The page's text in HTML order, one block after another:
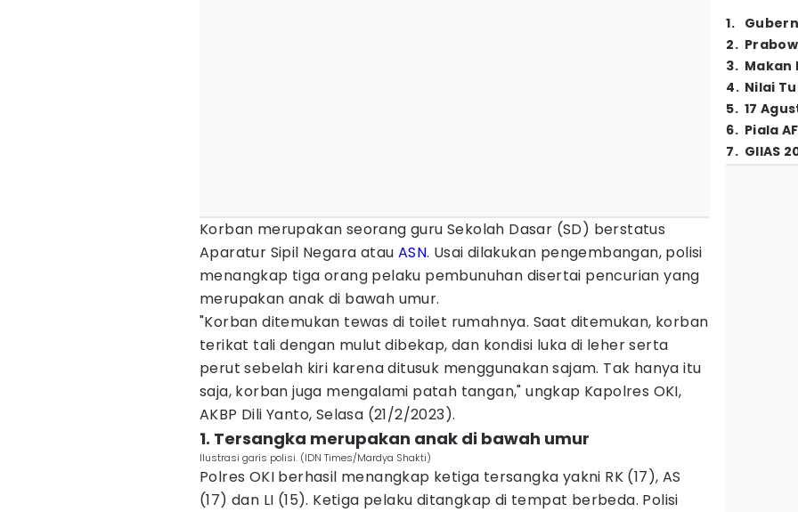
Korban merupakan seorang guru Sekolah Dasar (SD) berstatus
Aparatur Sipil Negara atau ASN. Usai dilakukan pengembangan, polisi
menangkap tiga orang pelaku pembunuhan disertai pencurian yang
merupakan anak di bawah umur.
"Korban ditemukan tewas di toilet rumahnya. Saat ditemukan, korban
terikat tali dengan mulut dibekap, dan kondisi luka di leher serta
perut sebelah kiri karena ditusuk menggunakan sajam. Tak hanya itu
saja, korban juga mengalami patah tangan," ungkap Kapolres OKI,
AKBP Dili Yanto, Selasa (21/2/2023).
1. Tersangka merupakan anak di bawah umur
Ilustrasi garis polisi. (IDN Times/Mardya Shakti)
Polres OKI berhasil menangkap ketiga tersangka yakni RK (17), AS
(17) dan LI (15). Ketiga pelaku ditangkap di tempat berbeda. Polisi
1.
2.
3. Makan
4. Nilai
5. 17
6. Piala
7. GIIAS